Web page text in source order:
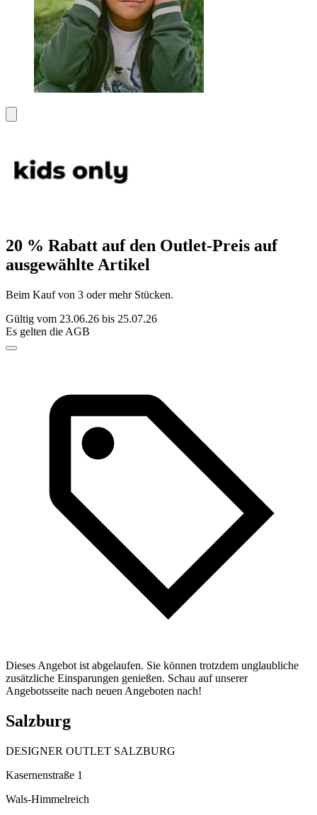
20 % Rabatt auf den Outlet-Preis auf
ausgewählte Artikel
Beim Kauf von 3 oder mehr Stücken.
Gültig vom 23.06.26 bis 25.07.26
Es gelten die AGB
Dieses Angebot ist abgelaufen. Sie können trotzdem unglaubliche
zusätzliche Einsparungen genießen. Schau auf unserer
Angebotsseite nach neuen Angeboten nach!
Salzburg
DESIGNER OUTLET SALZBURG
Kasernenstraße 1
Wals-Himmelreich